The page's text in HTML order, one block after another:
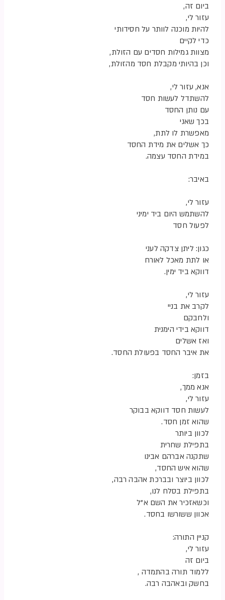
ביום זה,
עזור לי,
להיות מוכנה לוותר על חסידותי
כדי לקיים
מצוות גמילות חסדים עם הזולת,
וכן בהיותי מקבלת חסד מהזולת,
אנא, עזור לי,
להשתדל לעשות חסד
עם נותן החסד
בכך שאני
מאפשרת לו לתת,
כך אשלים את מידת החסד
במידת החסד עצמה.
באיבר:
עזור לי,
להשתמש היום ביד ימיני
לפעול חסד
כגון: ליתן צדקה לעני
או לתת מאכל לאורח
דווקא ביד ימין.
עזור לי,
לקרב את בניי
ולחבקם
דווקא בידי הימנית
ואז אשלים
את איבר החסד בפעולת החסד.
בזמן:
אנא ממך,
עזור לי,
לעשות חסד דווקא בבוקר
שהוא זמן חסד.
לכוון ביותר
בתפילת שחרית
שתקנה אברהם אבינו
שהוא איש החסד,
לכוון ביוצר ובברכת אהבה רבה,
בתפילת בסלח לנו,
וכשאזכיר את השם א”ל
אכוון ששורשו בחסד.
קניין התורה:
עזור לי,
ביום זה
ללמוד תורה בהתמדה ,
בחשק ובאהבה רבה.